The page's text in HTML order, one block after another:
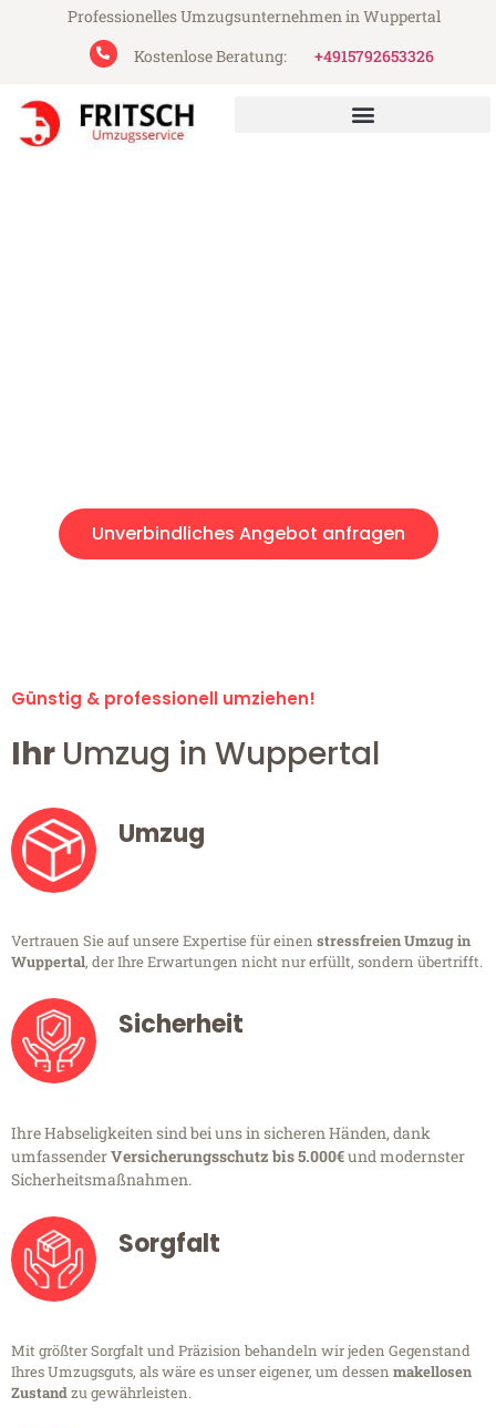
Professionelles Umzugsunternehmen in Wuppertal
Kostenlose Beratung:
+4915792653326
Unverbindliches Angebot anfragen
Günstig & professionell umziehen!
Ihr Umzug in Wuppertal
Umzug
Vertrauen Sie auf unsere Expertise für einen stressfreien Umzug in
Wuppertal, der Ihre Erwartungen nicht nur erfüllt, sondern übertrifft.
Sicherheit
Ihre Habseligkeiten sind bei uns in sicheren Händen, dank
umfassenderVersicherungsschutz bis 5.000€und modernster
Sicherheitsmaßnahmen.
Sorgfalt
Mit größter Sorgfalt und Präzision behandeln wir jeden Gegenstand
Ihres Umzugsguts, als wäre es unser eigener, um dessen makellosen
Zustandzu gewährleisten.